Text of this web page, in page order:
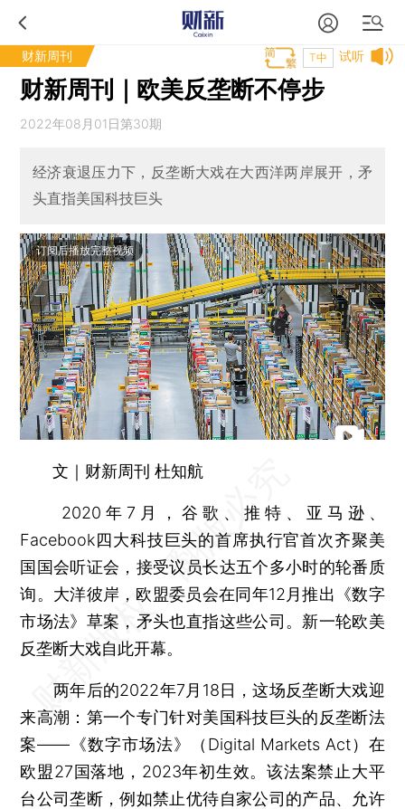
财新周刊 试听
T中
财新周刊｜欧美反垄断不停步
2022年08月01日第30期
经济衰退压力下，反垄断大戏在大西洋两岸展开，矛
头直指美国科技巨头
订阅后播放完整视频
文｜财新周刊 杜知航
2020年7月，谷歌、推特、亚马逊、
Facebook四大科技巨头的首席执行官首次齐聚美
国国会听证会，接受议员长达五个多小时的轮番质
询。大洋彼岸，欧盟委员会在同年12月推出《数字
市场法》草案，矛头也直指这些公司。新一轮欧美
反垄断大戏自此开幕。
两年后的2022年7月18日，这场反垄断大戏迎
来高潮：第一个专门针对美国科技巨头的反垄断法
案——《数字市场法》（Digital Markets Act）在
欧盟27国落地，2023年初生效。该法案禁止大平
台公司垄断，例如禁止优待自家公司的产品、允许